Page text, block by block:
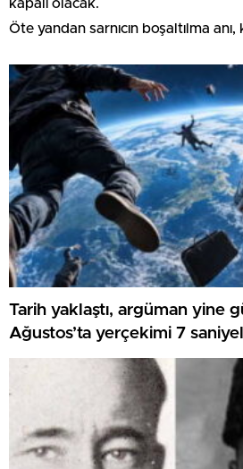
kapalı olacak.
Öte yandan sarnıcın boşaltılma anı,
Tarih yaklaştı, argüman yine
Ağustos’ta yerçekimi 7